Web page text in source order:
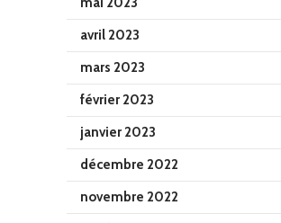
avril 2023
mars 2023
février 2023
janvier 2023
décembre 2022
novembre 2022